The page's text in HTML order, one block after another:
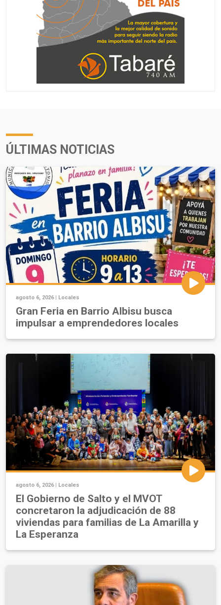
ÚLTIMAS NOTICIAS
agosto 6, 2026 | Locales
Gran Feria en Barrio Albisu busca
impulsar a emprendedores locales
agosto 6, 2026 | Locales
El Gobierno de Salto y el MVOT
concretaron la adjudicación de 88
viviendas para familias de La Amarilla y
La Esperanza